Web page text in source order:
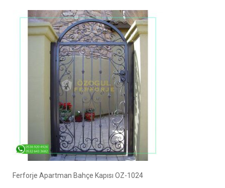
Ferforje Apartman Bahçe Kapısı OZ-1024